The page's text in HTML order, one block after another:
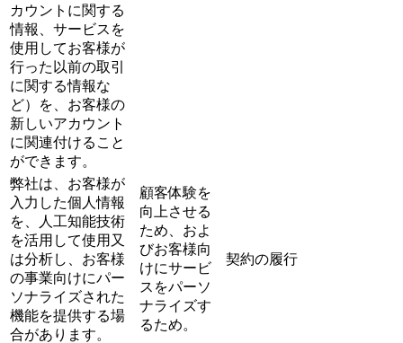
カウントに関する
情報、サービスを
使用してお客様が
行った以前の取引
に関する情報な
ど）を、お客様の
新しいアカウント
に関連付けること
ができます。
弊社は、お客様が
入力した個人情報
を、人工知能技術
を活用して使用又
は分析し、お客様
の事業向けにパー
ソナライズされた
機能を提供する場
合があります。
顧客体験を
向上させる
ため、およ
びお客様向
けにサービ
スをパーソ
ナライズす
るため。
契約の履行